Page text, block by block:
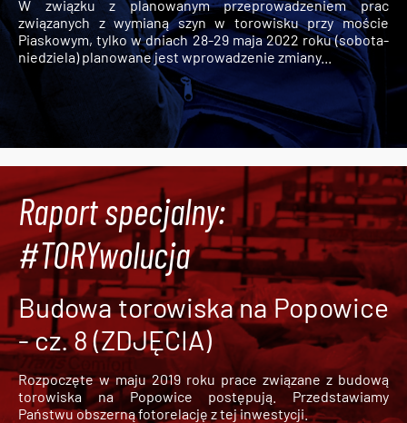
W związku z planowanym przeprowadzeniem prac
związanych z wymianą szyn w torowisku przy moście
Piaskowym, tylko w dniach 28-29 maja 2022 roku (sobota-
niedziela) planowane jest wprowadzenie zmiany...
Raport specjalny:
#TORYwolucja
Budowa torowiska na Popowice
- cz. 8 (ZDJĘCIA)
Rozpoczęte w maju 2019 roku prace związane z budową
torowiska na Popowice
postępują. Przedstawiamy
Państwu obszerną fotorelację z tej inwestycji.